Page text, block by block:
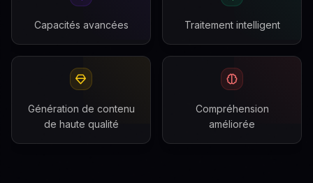
Capacités avancées Traitement intelligent
Génération de contenu
de haute qualité
Compréhension
améliorée